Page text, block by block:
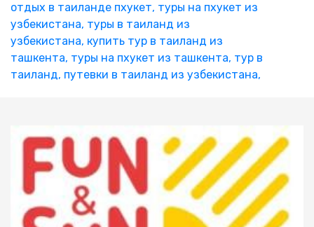
отдых в таиланде пхукет, туры на пхукет из
узбекистана, туры в таиланд из
узбекистана, купить тур в таиланд из
ташкента, туры на пхукет из ташкента, тур в
таиланд, путевки в таиланд из узбекистана,